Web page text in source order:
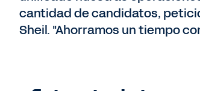
cantidad de candidatos,
Sheil. "Ahorramos un tiempo